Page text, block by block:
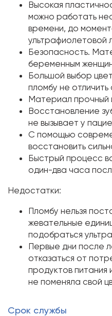
Высокая
можно работать
времени, до
ультрафиолетовой
Безопасность.
беременным
Большой выбор
пломбу не отличить
Материал прочный
Восстановление
не вызывает у
С помощью
восстановить
Быстрый процесс
один-два часа
Недостатки:
Пломбу нельзя
жевательные
подобраться
Первые дни после
отказаться от
продуктов питания
не поменяла свой
Срок службы